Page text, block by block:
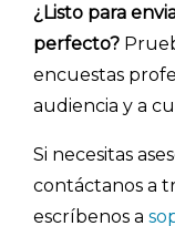
¿Listo para
perfecto?
encuestas
audiencia y a
Si necesitas
contáctanos a
escríbenos a